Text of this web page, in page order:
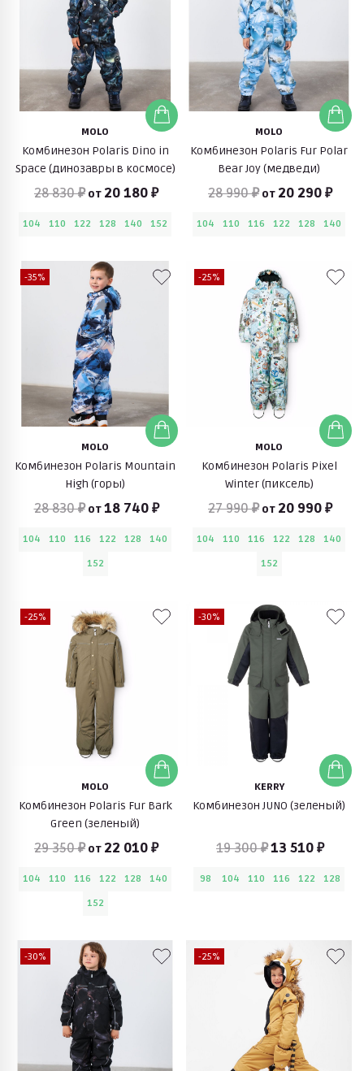
MOLO
Комбинезон Polaris Dino in
Space (динозавры в космосе)
28 830 ₽ от 20 180 ₽
104 110 122 128 140 152
MOLO
Комбинезон Polaris Fur Polar
Bear Joy (медведи)
28 990 ₽ от 20 290 ₽
104 110 116 122 128 140
-35%
MOLO
Комбинезон Polaris Mountain
High (горы)
28 830 ₽ от18 740 ₽
104 110 116 122 128
140
152
-25%
MOLO
Комбинезон Polaris Pixel
Winter (пиксель)
27 990 ₽ от 20 990 ₽
104 110 116 122 128
140
152
-25%
MOLO
Комбинезон Polaris Fur Bark
Green (зеленый)
29 350 ₽ от 22 010 ₽
104 110 116 122 128
140
152
-30%
KERRY
Комбинезон JUNO (зеленый)
19 300 ₽13 510 ₽
98 104 110 116 122 128
-30% -25%